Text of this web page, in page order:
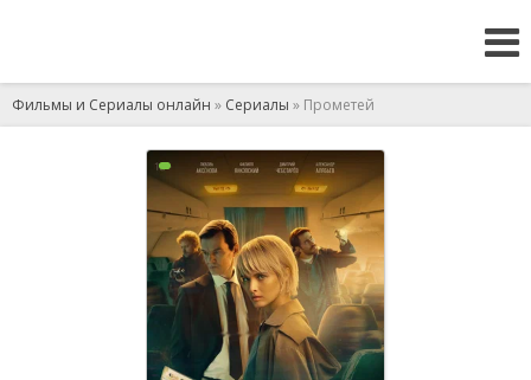
Фильмы и Сериалы онлайн » Сериалы » Прометей